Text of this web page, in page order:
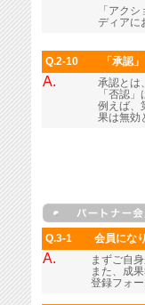
「アク
ディアに
Q.2-10 「承認
A.
承認とは
「否認
例えば、
果は無効
Q.3-1 会員にな
A.
まずご自
また、成
登録フォ